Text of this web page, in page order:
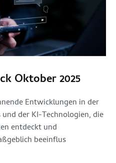
Oktober 2025
Entwicklungen in der
der KI-Technologien, die
entdeckt und
beeinflus